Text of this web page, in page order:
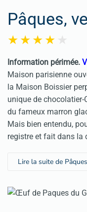
Pâques,
Information périmée.
Maison parisienne
la Maison Boissier
unique de chocolatier-
du fameux marron
Mais bien entendu,
registre et fait dans la
Lire la suite de